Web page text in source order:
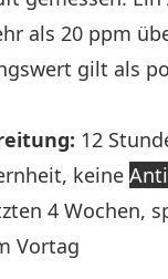
als 20 ppm
gilt als
12
keine
4 Wochen,
Vortag